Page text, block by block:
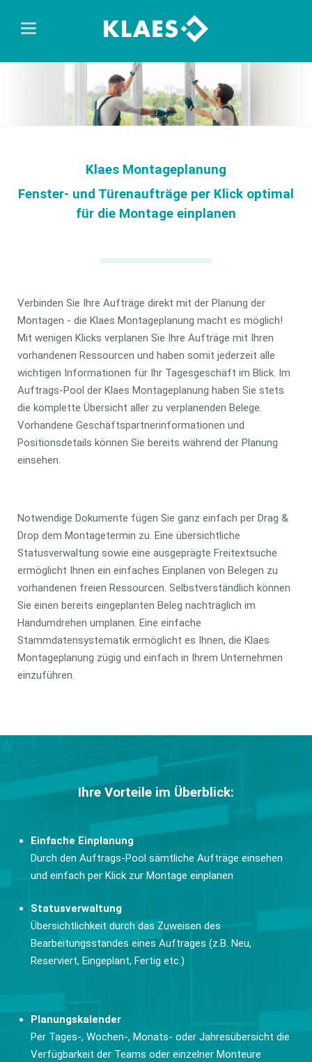
Klaes Montageplanung
Fenster- und Türenaufträge per Klick optimal
für die Montage einplanen
Verbinden Sie Ihre Aufträge direkt mit der Planung der
Montagen - die Klaes Montageplanung macht es möglich!
Mit wenigen Klicks verplanen Sie Ihre Aufträge mit Ihren
vorhandenen Ressourcen und haben somit jederzeit alle
wichtigen Informationen für Ihr Tagesgeschäft im Blick. Im
Auftrags-Pool der Klaes Montageplanung haben Sie stets
die komplette Übersicht aller zu verplanenden Belege.
Vorhandene Geschäftspartnerinformationen und
Positionsdetails können Sie bereits während der Planung
einsehen.
Notwendige Dokumente fügen Sie ganz einfach per Drag &
Drop dem Montagetermin zu. Eine übersichtliche
Statusverwaltung sowie eine ausgeprägte Freitextsuche
ermöglicht Ihnen ein einfaches Einplanen von Belegen zu
vorhandenen freien Ressourcen. Selbstverständlich können
Sie einen bereits eingeplanten Beleg nachträglich im
Handumdrehen umplanen. Eine einfache
Stammdatensystematik ermöglicht es Ihnen, die Klaes
Montageplanung zügig und einfach in Ihrem Unternehmen
einzuführen.
Ihre Vorteile im Überblick:
Einfache Einplanung
Durch den Auftrags-Pool sämtliche Aufträge einsehen
und einfach per Klick zur Montage einplanen
Statusverwaltung
Übersichtlichkeit durch das Zuweisen des
Bearbeitungsstandes eines Auftrages (z.B. Neu,
Reserviert, Eingeplant, Fertig etc.)
Planungskalender
Per Tages-, Wochen-, Monats- oder Jahresübersicht die
Verfügbarkeit der Teams oder einzelner Monteure